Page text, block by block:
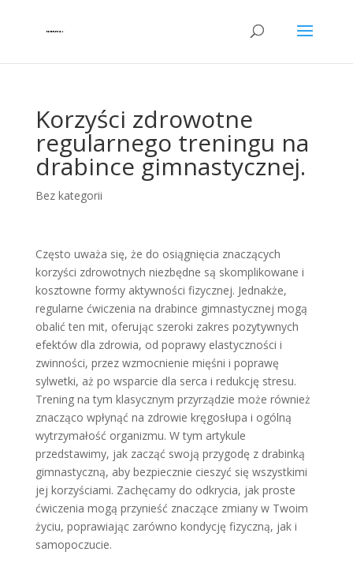
Korzyści zdrowotne
regularnego treningu na
drabince gimnastycznej.
Bez kategorii
Często uważa się, że do osiągnięcia znaczących
korzyści zdrowotnych niezbędne są skomplikowane i
kosztowne formy aktywności fizycznej. Jednakże,
regularne ćwiczenia na drabince gimnastycznej mogą
obalić ten mit, oferując szeroki zakres pozytywnych
efektów dla zdrowia, od poprawy elastyczności i
zwinności, przez wzmocnienie mięśni i poprawę
sylwetki, aż po wsparcie dla serca i redukcję stresu.
Trening na tym klasycznym przyrządzie może również
znacząco wpłynąć na zdrowie kręgosłupa i ogólną
wytrzymałość organizmu. W tym artykule
przedstawimy, jak zacząć swoją przygodę z drabinką
gimnastyczną, aby bezpiecznie cieszyć się wszystkimi
jej korzyściami. Zachęcamy do odkrycia, jak proste
ćwiczenia mogą przynieść znaczące zmiany w Twoim
życiu, poprawiając zarówno kondycję fizyczną, jak i
samopoczucie.